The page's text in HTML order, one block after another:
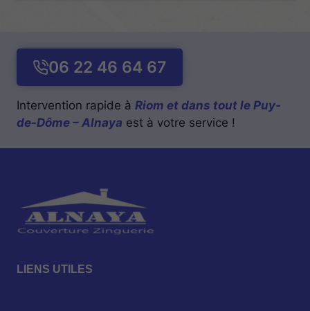
06 22 46 64 67
Intervention rapide à Riom et dans tout le Puy-
de-Dôme – Alnaya est à votre service !
LIENS UTILES